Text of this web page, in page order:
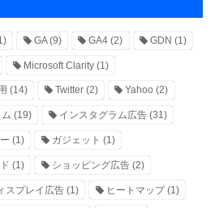
GA(9) GA4 (2) GDN (1)
Microsoft Clarity(1)
(14) Twitter(2) Yahoo (2)
(19) インスタグラム広告(31)
(1) ガジェット (1)
(1) ショッピング広告(2)
スプレイ広告(1) ヒートマップ(1)